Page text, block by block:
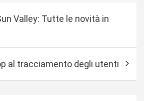
Valley: Tutte le novità in
al tracciamento degli utenti